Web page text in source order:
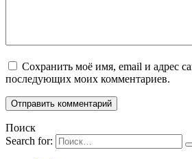
Сохранить моё имя, email и адрес
последующих моих комментариев.
Поиск
Search for: